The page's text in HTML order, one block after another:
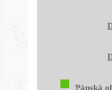
Pánská